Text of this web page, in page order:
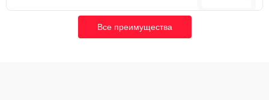
Все преимущества